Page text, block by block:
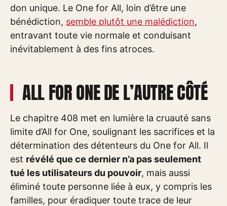
don unique. Le One for All, loin d’être une
bénédiction, semble plutôt une malédiction,
entravant toute vie normale et conduisant
inévitablement à des fins atroces.
ALL FOR ONE DE L’AUTRE CÔTÉ
Le chapitre 408 met en lumière la cruauté sans
limite d’All for One, soulignant les sacrifices et la
détermination des détenteurs du One for All. Il
est révélé que ce dernier n’a pas seulement
tué les utilisateurs du pouvoir, mais aussi
éliminé toute personne liée à eux, y compris les
familles, pour éradiquer toute trace de leur